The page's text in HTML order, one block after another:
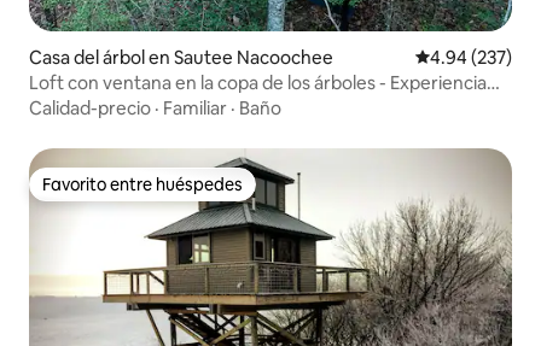
Casa del árbol en Sautee Nacoochee Calificación
4.94 (237)
Loft con ventana en la copa de los árboles - Experiencia
única en la naturaleza
Calidad-precio · Familiar · Baño
Favorito entre huéspedes
Favorito entre huéspedes